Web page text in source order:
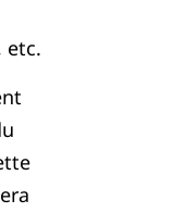
etc.